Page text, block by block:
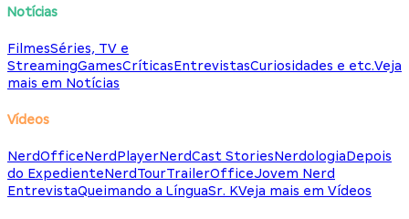
Notícias
FilmesSéries, TV e
StreamingGamesCríticasEntrevistasCuriosidades e etc.Veja
mais em Notícias
Vídeos
NerdOfficeNerdPlayerNerdCast StoriesNerdologiaDepois
do ExpedienteNerdTourTrailerOfficeJovem Nerd
EntrevistaQueimando a LínguaSr. KVeja mais em Vídeos